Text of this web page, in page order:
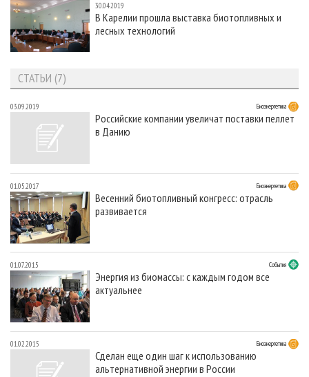
30.04.2019
В Карелии прошла выставка биотопливных и
лесных технологий
СТАТЬИ (7)
03.09.2019 Биоэнергетика
Российские компании увеличат поставки пеллет
в Данию
01.05.2017 Биоэнергетика
Весенний биотопливный конгресс: отрасль
развивается
01.07.2015 События
Энергия из биомассы: с каждым годом все
актуальнее
01.02.2015 Биоэнергетика
Сделан еще один шаг к использованию
альтернативной энергии в России